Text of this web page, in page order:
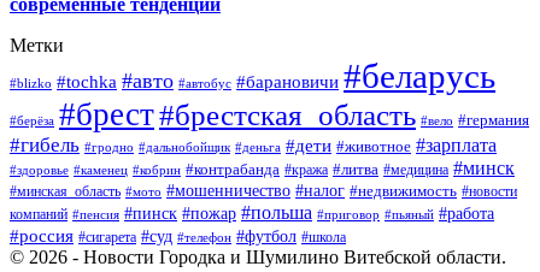
Метки
#blizko #tochka #авто #автобус #барановичи #беларусь
#берёза #брест#брестская_область #вело #германия
#гибель #гродно #дальнобойщик #деньга #дети #животное #зарплата
#здоровье #каменец #кобрин #контрабанда #кража #литва #медицина #минск
#минская_область #мото #мошенничество #налог #недвижимость #новости
компаний #пенсия #пинск #пожар #польша #приговор #пьяный #работа
#россия #сигарета #суд #телефон #футбол #школа
© 2026 - Новости Городка и Шумилино Витебской области.